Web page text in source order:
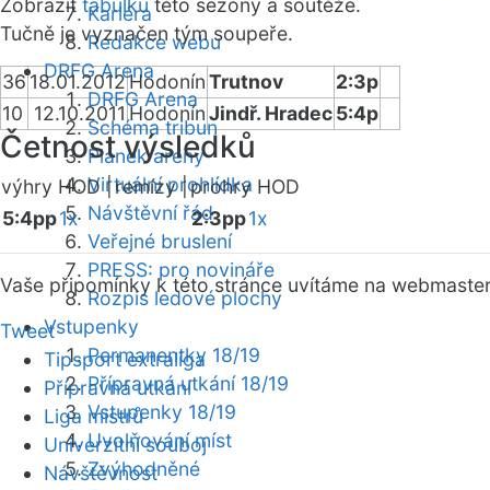
Kariéra
Redakce webu
DRFG Arena
DRFG Arena
Schéma tribun
Plánek areny
Virtuální prohlídka
Návštěvní řád
Veřejné bruslení
PRESS: pro novináře
Rozpis ledové plochy
Vstupenky
Permanentky 18/19
Přípravná utkání 18/19
Vstupenky 18/19
Uvolňování míst
Zvýhodněné
Zobrazit tabulku této sezóny a soutěže.
Tučně je vyznačen tým soupeře.
3618.01.2012HodonínTrutnov
2:3p
10 12.10.2011 HodonínJindř. Hradec5:4p
Četnost výsledků
výhry HOD |remízy |prohry HOD
5:4pp1x 2:3pp1x
Vaše připomínky k této stránce uvítáme na webmaster
Tweet
Tipsport extraliga
Přípravná utkání
Liga mistrů
Univerzitní souboj
Návštěvnost